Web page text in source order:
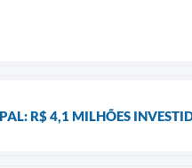
R$ 4,1 MILHÕES